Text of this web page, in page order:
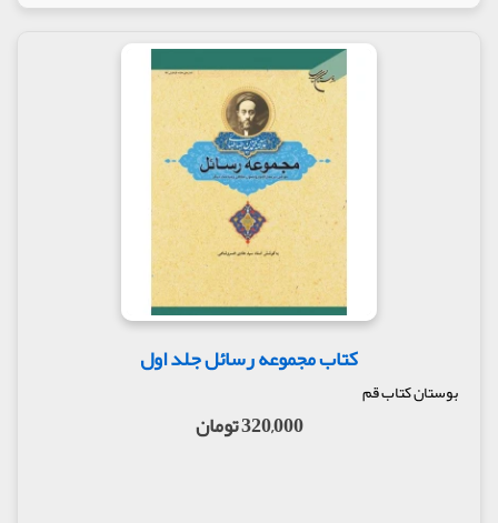
کتاب مجموعه رسائل جلد اول
بوستان کتاب قم
320,000 تومان